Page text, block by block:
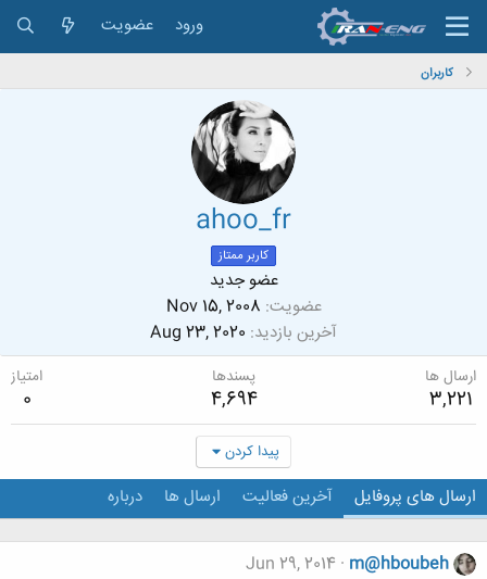
ورود عضویت
کاربران
ahoo_fr
کاربر ممتاز
عضو جدید
عضویت Nov 15, 2008
آخرین بازدید Aug 23, 2020
ارسال ها
3,221
پسندها
4,694
امتیاز
0
پیدا کردن
ارسال های پروفایل آخرین فعالیت ارسال ها درباره
m@hboubeh
Jun 29, 2014